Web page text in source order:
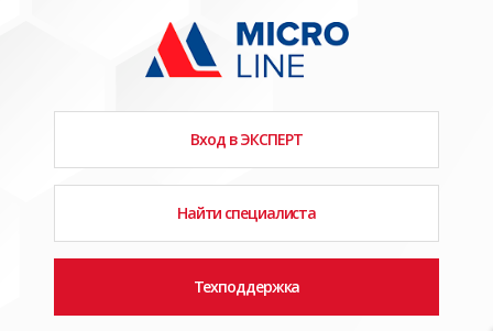
Вход в ЭКСПЕРТ
Найти специалиста
Техподдержка